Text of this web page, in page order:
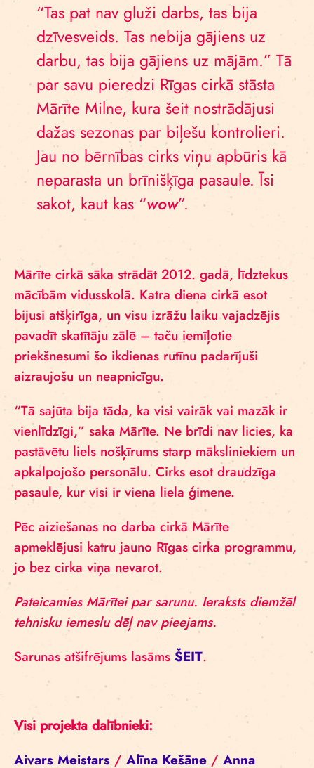
“Tas pat nav gluži darbs, tas bija
dzīvesveids. Tas nebija gājiens uz
darbu, tas bija gājiens uz mājām.” Tā
par savu pieredzi Rīgas cirkā stāsta
Mārīte Milne, kura šeit nostrādājusi
dažas sezonas par biļešu kontrolieri.
Jau no bērnības cirks viņu apbūris kā
neparasta un brīnišķīga pasaule. Īsi
sakot, kaut kas “wow”.
Mārīte cirkā sāka strādāt 2012. gadā, līdztekus
mācībām vidusskolā. Katra diena cirkā esot
bijusi atšķirīga, un visu izrāžu laiku vajadzējis
pavadīt skatītāju zālē – taču iemīļotie
priekšnesumi šo ikdienas rutīnu padarījuši
aizraujošu un neapnicīgu.
“Tā sajūta bija tāda, ka visi vairāk vai mazāk ir
vienlīdzīgi,” saka Mārīte. Ne brīdi nav licies, ka
pastāvētu liels nošķīrums starp māksliniekiem un
apkalpojošo personālu. Cirks esot draudzīga
pasaule, kur visi ir viena liela ģimene.
Pēc aiziešanas no darba cirkā Mārīte
apmeklējusi katru jauno Rīgas cirka programmu,
jo bez cirka viņa nevarot.
Pateicamies Mārītei par sarunu. Ieraksts diemžēl
tehnisku iemeslu dēļ nav pieejams.
Sarunas atšifrējums lasāms ŠEIT.
Visi projekta dalībnieki:
Aivars Meistars / Alīna Kešāne / Anna